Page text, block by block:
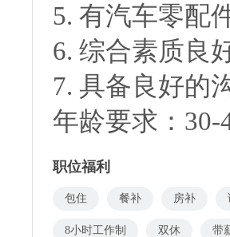
5. 有汽车零配
6. 综合素质良
7. 具备良好的
年龄要求：30-
职位福利
包住 餐补 房补
8小时工作制 双休 带